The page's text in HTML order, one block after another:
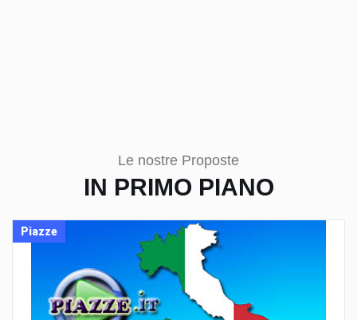
Le nostre Proposte
IN PRIMO PIANO
Piazze